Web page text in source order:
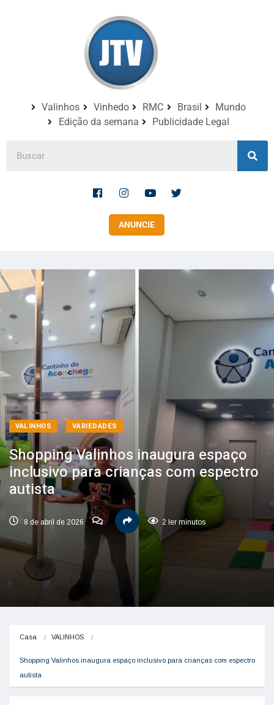
Valinhos Vinhedo RMC Brasil
Mundo
Edição da semana
Publicidade Legal
ANUNCIE
VALINHOS VARIEDADES
Shopping Valinhos inaugura espaço
inclusivo para crianças com espectro
autista
8 de abril de 2026 2 ler minutos
Casa VALINHOS
Shopping Valinhos inaugura espaço inclusivo para crianças com espectro
autista